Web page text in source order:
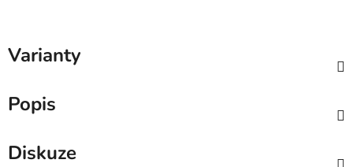
Varianty
Popis
Diskuze